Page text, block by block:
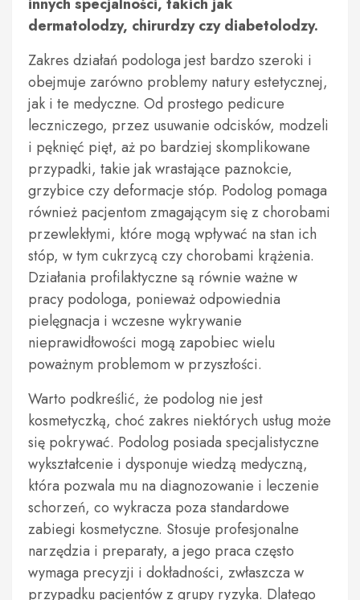
dermatolodzy, chirurdzy czy diabetolodzy.
Zakres działań podologa jest bardzo szeroki i
obejmuje zarówno problemy natury estetycznej,
jak i te medyczne. Od prostego pedicure
leczniczego, przez usuwanie odcisków, modzeli
i pęknięć pięt, aż po bardziej skomplikowane
przypadki, takie jak wrastające paznokcie,
grzybice czy deformacje stóp. Podolog pomaga
również pacjentom zmagającym się z chorobami
przewlekłymi, które mogą wpływać na stan ich
stóp, w tym cukrzycą czy chorobami krążenia.
Działania profilaktyczne są równie ważne w
pracy podologa, ponieważ odpowiednia
pielęgnacja i wczesne wykrywanie
nieprawidłowości mogą zapobiec wielu
poważnym problemom w przyszłości.
Warto podkreślić, że podolog nie jest
kosmetyczką, choć zakres niektórych usług może
się pokrywać. Podolog posiada specjalistyczne
wykształcenie i dysponuje wiedzą medyczną,
która pozwala mu na diagnozowanie i leczenie
schorzeń, co wykracza poza standardowe
zabiegi kosmetyczne. Stosuje profesjonalne
narzędzia i preparaty, a jego praca często
wymaga precyzji i dokładności, zwłaszcza w
przypadku pacjentów z grupy ryzyka. Dlatego